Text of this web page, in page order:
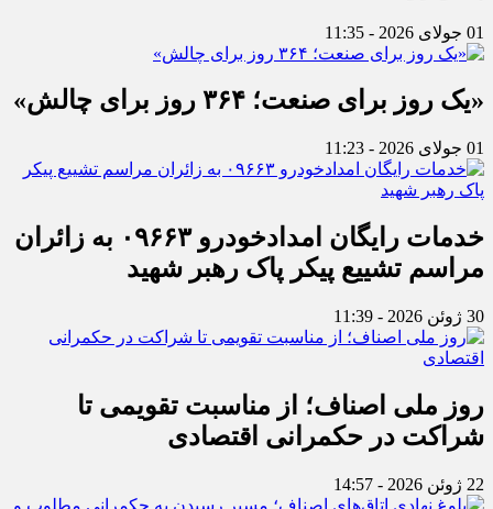
01 جولای 2026 - 11:35
«یک روز برای صنعت؛ ۳۶۴ روز برای چالش»
01 جولای 2026 - 11:23
خدمات رایگان امدادخودرو ۰۹۶۶۳ به زائران
مراسم تشییع پیکر پاک رهبر شهید
30 ژوئن 2026 - 11:39
روز ملی اصناف؛ از مناسبت تقویمی تا
شراکت در حکمرانی اقتصادی
22 ژوئن 2026 - 14:57